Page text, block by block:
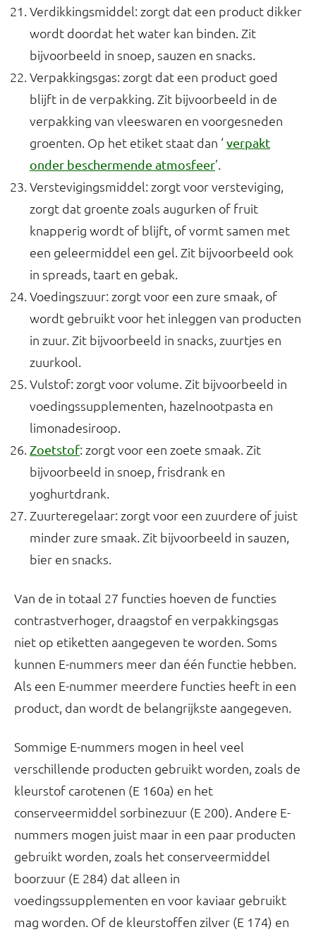
Verdikkingsmiddel: zorgt dat een product dikker
wordt doordat het water kan binden. Zit
bijvoorbeeld in snoep, sauzen en snacks.
Verpakkingsgas: zorgt dat een product goed
blijft in de verpakking. Zit bijvoorbeeld in de
verpakking van vleeswaren en voorgesneden
groenten. Op het etiket staat dan ‘verpakt
onder beschermende atmosfeer’.
Verstevigingsmiddel: zorgt voor versteviging,
zorgt dat groente zoals augurken of fruit
knapperig wordt of blijft, of vormt samen met
een geleermiddel een gel. Zit bijvoorbeeld ook
in spreads, taart en gebak.
Voedingszuur: zorgt voor een zure smaak, of
wordt gebruikt voor het inleggen van producten
in zuur. Zit bijvoorbeeld in snacks, zuurtjes en
zuurkool.
Vulstof: zorgt voor volume. Zit bijvoorbeeld in
voedingssupplementen, hazelnootpasta en
limonadesiroop.
Zoetstof: zorgt voor een zoete smaak. Zit
bijvoorbeeld in snoep, frisdrank en
yoghurtdrank.
Zuurteregelaar: zorgt voor een zuurdere of juist
minder zure smaak. Zit bijvoorbeeld in sauzen,
bier en snacks.
Van de in totaal 27 functies hoeven de functies
contrastverhoger, draagstof en verpakkingsgas
niet op etiketten aangegeven te worden. Soms
kunnen E-nummers meer dan één functie hebben.
Als een E-nummer meerdere functies heeft in een
product, dan wordt de belangrijkste aangegeven.
Sommige E-nummers mogen in heel veel
verschillende producten gebruikt worden, zoals de
kleurstof carotenen (E 160a) en het
conserveermiddel sorbinezuur (E 200). Andere E-
nummers mogen juist maar in een paar producten
gebruikt worden, zoals het conserveermiddel
boorzuur (E 284) dat alleen in
voedingssupplementen en voor kaviaar gebruikt
mag worden. Of de kleurstoffen zilver (E 174) en